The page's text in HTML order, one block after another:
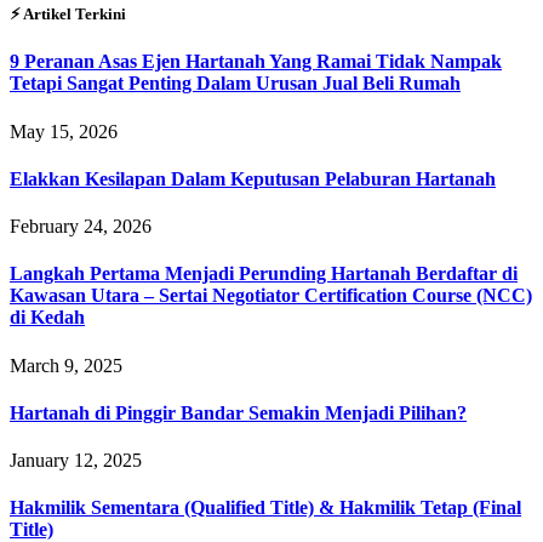
⚡︎ Artikel Terkini
9 Peranan Asas Ejen Hartanah Yang Ramai Tidak Nampak
Tetapi Sangat Penting Dalam Urusan Jual Beli Rumah
May 15, 2026
Elakkan Kesilapan Dalam Keputusan Pelaburan Hartanah
February 24, 2026
Langkah Pertama Menjadi Perunding Hartanah Berdaftar di
Kawasan Utara – Sertai Negotiator Certification Course (NCC)
di Kedah
March 9, 2025
Hartanah di Pinggir Bandar Semakin Menjadi Pilihan?
January 12, 2025
Hakmilik Sementara (Qualified Title) & Hakmilik Tetap (Final
Title)